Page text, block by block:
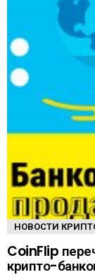
НОВОСТИ
CoinFlip
крипто-